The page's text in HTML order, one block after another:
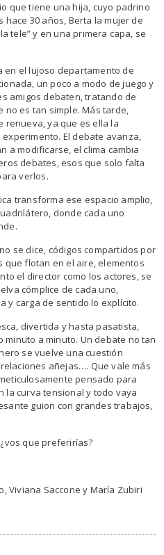
que tiene una hija, cuyo padrino
hace 30 años, Berta la mujer de
tele” y en una primera capa, se
en el lujoso departamento de
un poco a modo de juego y
amigos debaten, tratando de
no es tan simple. Más tarde,
renueva, ya que es ella la
El debate avanza,
a modificarse, el clima cambia
debates, esos que solo falta
verlos.
transforma ese espacio amplio,
donde cada uno
se dice, códigos compartidos por
que flotan en el aire, elementos
el director como los actores, se
cómplice de cada uno,
y carga de sentido lo explícito.
divertida y hasta pasatista,
a minuto. Un debate no tan
se vuelve una cuestión
añejas…. Que vale más
pensado para
la curva tensional y todo vaya
guion con grandes trabajos,
que preferirías?
Viviana Saccone y María Zubiri